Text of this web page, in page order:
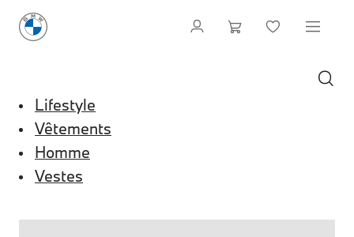
Lifestyle
Vêtements
Homme
Vestes